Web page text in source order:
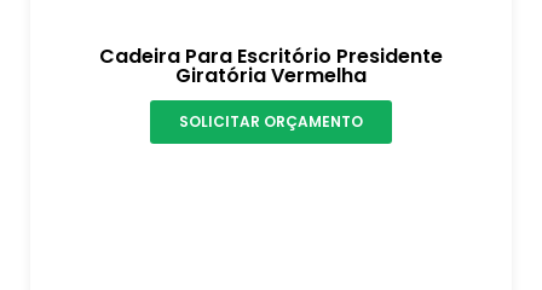
Cadeira Para Escritório Presidente
Giratória Vermelha
SOLICITAR ORÇAMENTO